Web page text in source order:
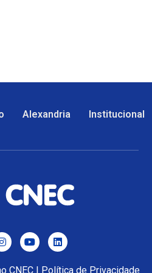
Alexandria Institucional
CNEC| Política de Privacidade